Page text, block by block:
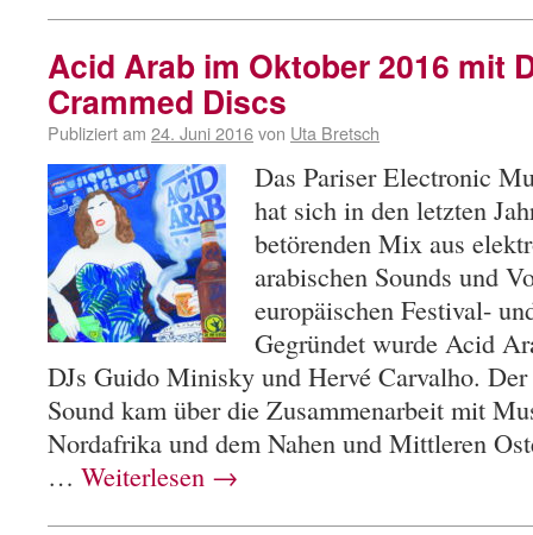
Acid Arab im Oktober 2016 mit
Crammed Discs
Publiziert am 24. Juni 2016von Uta Bretsch
Das Pariser Electronic
hat sich in den letzten
betörenden Mix aus
arabischen Sounds und
europäischen Festival-
Gegründet wurde Acid
DJs Guido Minisky und Hervé Carvalho.
Sound kam über die Zusammenarbeit mit
Nordafrika und dem Nahen und Mittleren
… Weiterlesen →